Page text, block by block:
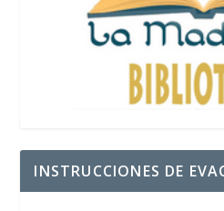
INSTRUCCIONES DE